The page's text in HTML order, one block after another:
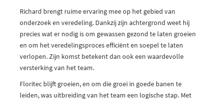
Richard brengt ruime ervaring mee op het gebied van
onderzoek en veredeling. Dankzij zijn achtergrond weet hij
precies wat er nodig is om gewassen gezond te laten groeien
en om het veredelingsproces efficiënt en soepel te laten
verlopen. Zijn komst betekent dan ook een waardevolle
versterking van het team.
Floritec blijft groeien, en om die groei in goede banen te
leiden, was uitbreiding van het team een logische stap. Met